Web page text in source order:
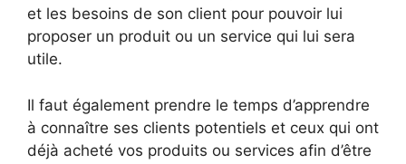
et les besoins de son client pour pouvoir lui
proposer un produit ou un service qui lui sera
utile.
Il faut également prendre le temps d’apprendre
à connaître ses clients potentiels et ceux qui ont
déjà acheté vos produits ou services afin d’être